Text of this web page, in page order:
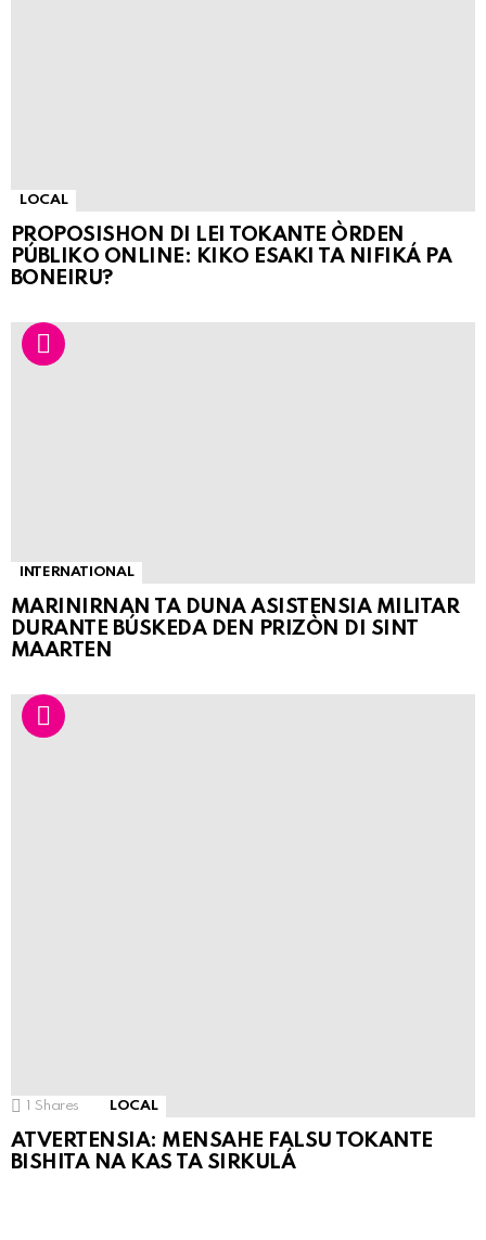
LOCAL
PROPOSISHON DI LEI TOKANTE ÒRDEN
PÚBLIKO ONLINE: KIKO ESAKI TA NIFIKÁ PA
BONEIRU?
INTERNATIONAL
MARINIRNAN TA DUNA ASISTENSIA MILITAR
DURANTE BÚSKEDA DEN PRIZÒN DI SINT
MAARTEN
Shares LOCAL
ATVERTENSIA: MENSAHE FALSU TOKANTE
BISHITA NA KAS TA SIRKULÁ